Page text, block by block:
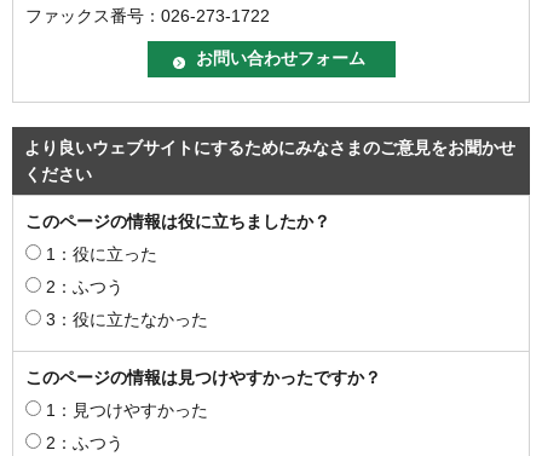
ファックス番号：026-273-1722
より良いウェブサイトにするためにみなさまのご意見をお聞かせ
ください
このページの情報は役に立ちましたか？
1：役に立った
2：ふつう
3：役に立たなかった
このページの情報は見つけやすかったですか？
1：見つけやすかった
2：ふつう